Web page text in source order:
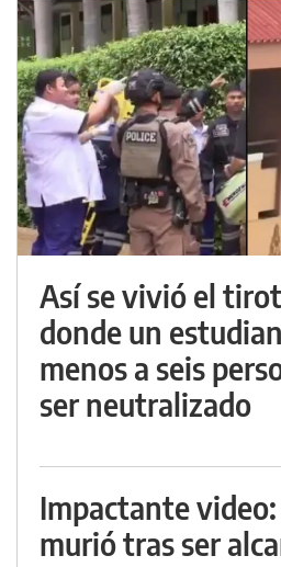
Así se vivió el
donde un
menos a seis
ser neutralizado
Impactante
murió tras ser